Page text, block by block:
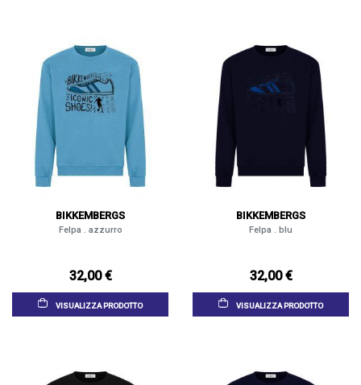
BIKKEMBERGS
Felpa . azzurro
32,00 €
VISUALIZZA PRODOTTO
BIKKEMBERGS
Felpa . blu
32,00 €
VISUALIZZA PRODOTTO